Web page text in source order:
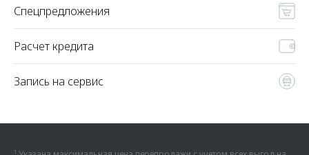
Спецпредложения
Расчет кредита
Запись на сервис